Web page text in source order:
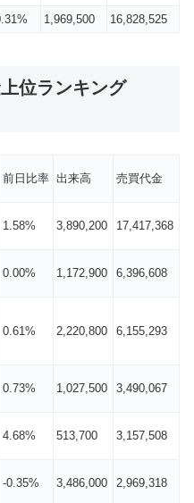
1,969,500 16,828,525
位ランキング
前日比率 出来高 売買代金
1.58% 3,890,200 17,417,368
0.00% 1,172,900 6,396,608
0.61% 2,220,800 6,155,293
0.73% 1,027,500 3,490,067
4.68% 513,700 3,157,508
-0.35% 3,486,000 2,969,318